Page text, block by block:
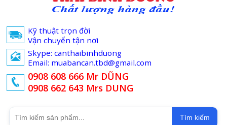
Kỹ thuật trọn đời
Vận chuyển tận nơi
Skype: canthaibinhduong
Email: muabancan.tbd@gmail.com
0908 608 666 Mr DŨNG
0908 662 643 Mrs DUNG
Tìm kiếm